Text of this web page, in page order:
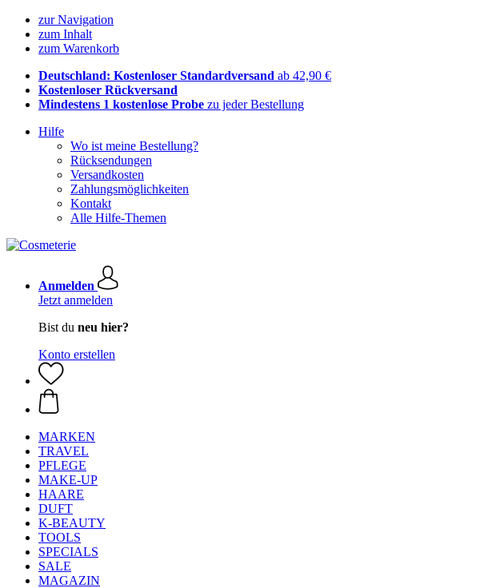
zur Navigation
zum Inhalt
zum Warenkorb
Deutschland: Kostenloser Standardversand ab 42,90 €
Kostenloser Rückversand
Mindestens 1 kostenlose Probe zu jeder Bestellung
Hilfe
Wo ist meine Bestellung?
Rücksendungen
Versandkosten
Zahlungsmöglichkeiten
Kontakt
Alle Hilfe-Themen
Anmelden
Jetzt anmelden
Bist du neu hier?
Konto erstellen
MARKEN
TRAVEL
PFLEGE
MAKE-UP
HAARE
DUFT
K-BEAUTY
TOOLS
SPECIALS
SALE
MAGAZIN